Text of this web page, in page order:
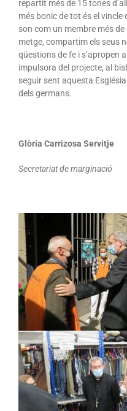
repartit més de 15 tones
més bonic de tot és el vincle
son com un membre més
metge, compartim els seus
qüestions de fe i s’apropen
impulsora del projecte, al
seguir sent aquesta
dels germans.
Glòria Carrizosa Servitje
Secretariat de marginació